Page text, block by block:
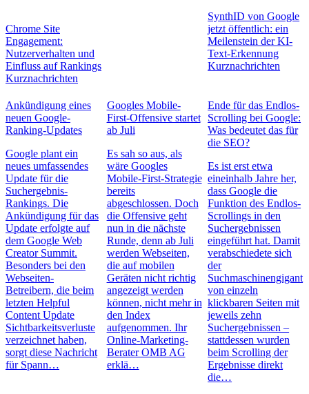
Chrome Site
Engagement:
Nutzerverhalten und
Einfluss auf Rankings
Kurznachrichten
SynthID von Google
jetzt öffentlich: ein
Meilenstein der KI-
Text-Erkennung
Kurznachrichten
Ankündigung eines
neuen Google-
Ranking-Updates
Google plant ein
neues umfassendes
Update für die
Suchergebnis-
Rankings. Die
Ankündigung für das
Update erfolgte auf
dem Google Web
Creator Summit.
Besonders bei den
Webseiten-
Betreibern, die beim
letzten Helpful
Content Update
Sichtbarkeitsverluste
verzeichnet haben,
sorgt diese Nachricht
für Spann…
Googles Mobile-
First-Offensive startet
ab Juli
Es sah so aus, als
wäre Googles
Mobile-First-Strategie
bereits
abgeschlossen. Doch
die Offensive geht
nun in die nächste
Runde, denn ab Juli
werden Webseiten,
die auf mobilen
Geräten nicht richtig
angezeigt werden
können, nicht mehr in
den Index
aufgenommen. Ihr
Online-Marketing-
Berater OMB AG
erklä…
Ende für das Endlos-
Scrolling bei Google:
Was bedeutet das für
die SEO?
Es ist erst etwa
eineinhalb Jahre her,
dass Google die
Funktion des Endlos-
Scrollings in den
Suchergebnissen
eingeführt hat. Damit
verabschiedete sich
der
Suchmaschinengigant
von einzeln
klickbaren Seiten mit
jeweils zehn
Suchergebnissen –
stattdessen wurden
beim Scrolling der
Ergebnisse direkt
die…